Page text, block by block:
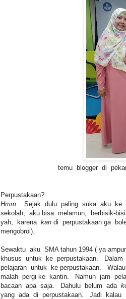
temu blogger di
Perpustakaan?
Hmm .. Sejak dulu paling suka aku ke
sekolah, aku bisa melamun, berbisik-
yah, karena kan di perpustakaan ga
mengobrol).
Sewaktu aku SMA tahun 1994 ( ya
khusus untuk ke perpustakaan.
pelajaran untuk ke perpustakaan.
malah pergi ke kantin. Namun jam
bacaan apa saja. Dahulu belum ada
yang ada di perpustakaan. Jadi kalau